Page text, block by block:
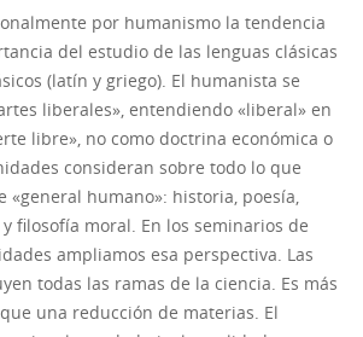
por humanismo la tendencia
del estudio de las lenguas clásicas
(latín y griego). El humanista se
liberales», entendiendo «liberal» en
libre», no como doctrina económica o
consideran sobre todo lo que
«general humano»: historia, poesía,
filosofía moral. En los seminarios de
ampliamos esa perspectiva. Las
todas las ramas de la ciencia. Es más
una reducción de materias. El